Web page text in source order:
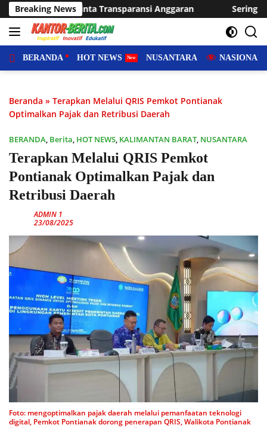
Langsung
ke
konten
Breaking News
Anggaran Sering Dilanda Genangan, Desa Sukaraja
BERANDA HOT NEWS NUSANTARA NASIONAL
Beranda » Terapkan Melalui QRIS Pemkot Pontianak
Optimalkan Pajak dan Retribusi Daerah
BERANDA, Berita, HOT NEWS, KALIMANTAN BARAT, NUSANTARA
Terapkan Melalui QRIS Pemkot
Pontianak Optimalkan Pajak dan
Retribusi Daerah
ADMIN 1
23/08/2025
Foto: mengoptimalkan pajak daerah melalui pemanfaatan teknologi
digital, Pemkot Pontianak dorong penerapan QRIS, Walikota Pontianak